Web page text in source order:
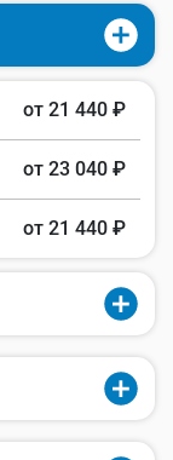
от 21 440 ₽
от 23 040 ₽
от 21 440 ₽